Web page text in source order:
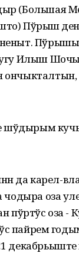
(Большая
Пўрышӧ
Илыш
да карел-
оза
пўртўс оза -
пайрем